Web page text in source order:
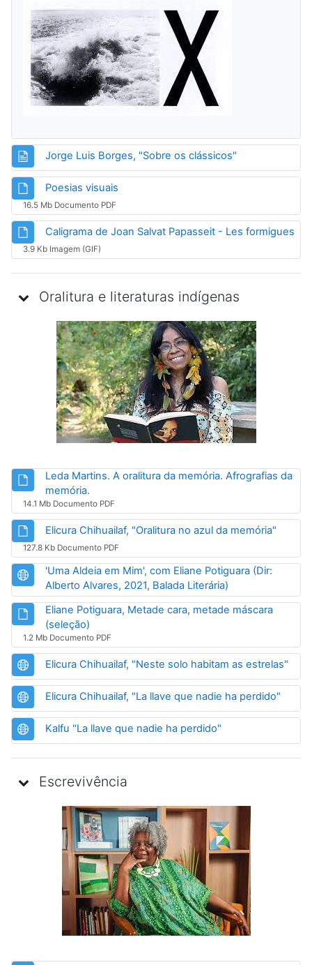
Jorge Luis Borges, "Sobre os clássicos"
Poesias visuais
16.5 Mb Documento PDF
Caligrama de Joan Salvat Papasseit - Les formigues
3.9 Kb Imagem (GIF)
Oralitura e literaturas indígenas
Leda Martins. A oralitura da memória. Afrografias da
memória.
14.1 Mb Documento PDF
Elicura Chihuailaf, "Oralitura no azul da memória"
127.8 Kb Documento PDF
'Uma Aldeia em Mim', com Eliane Potiguara (Dir:
Alberto Alvares, 2021, Balada Literária)
Eliane Potiguara, Metade cara, metade máscara
(seleção)
1.2 Mb Documento PDF
Elicura Chihuailaf, "Neste solo habitam as estrelas"
Elicura Chihuailaf, "La llave que nadie ha perdido"
Kalfu "La llave que nadie ha perdido"
Escrevivência